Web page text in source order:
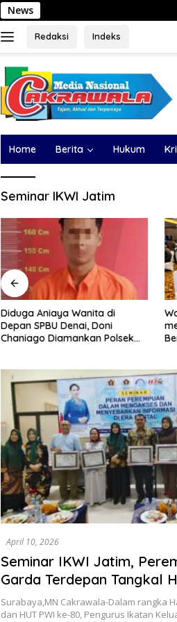
News PBG
Redaksi Indeks
Home Berita Hukum
Seminar IKWI Jatim
Diduga Aniaya Wanita di
Depan SPBU Denai, Doni
Chaniago Diamankan Polsek
April 10, 2026
Seminar IKWI Jatim,
Garda Terdepan Tangkal
Sosial
Surabaya,MN Cakrawala-Dalam rangka
dan HUT PWI ke-80, Pengurus Ikatan